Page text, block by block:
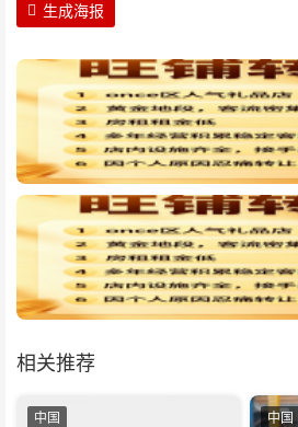
生成海报
相关推荐
中国 中国